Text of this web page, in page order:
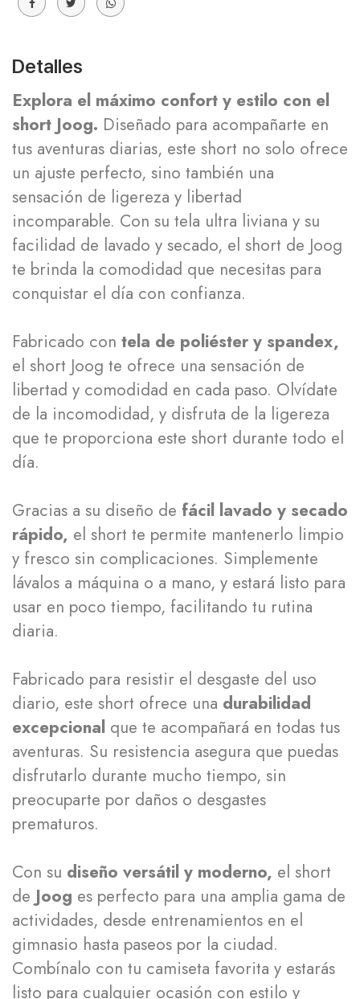
Detalles
Explora el máximo confort y estilo con el
short Joog. Diseñado para acompañarte en
tus aventuras diarias, este short no solo ofrece
un ajuste perfecto, sino también una
sensación de ligereza y libertad
incomparable. Con su tela ultra liviana y su
facilidad de lavado y secado, el short de Joog
te brinda la comodidad que necesitas para
conquistar el día con confianza.
Fabricado con tela de poliéster y spandex,
el short Joog te ofrece una sensación de
libertad y comodidad en cada paso. Olvídate
de la incomodidad, y disfruta de la ligereza
que te proporciona este short durante todo el
día.
Gracias a su diseño de fácil lavado y secado
rápido, el short te permite mantenerlo limpio
y fresco sin complicaciones. Simplemente
lávalos a máquina o a mano, y estará listo para
usar en poco tiempo, facilitando tu rutina
diaria.
Fabricado para resistir el desgaste del uso
diario, este short ofrece una durabilidad
excepcional que te acompañará en todas tus
aventuras. Su resistencia asegura que puedas
disfrutarlo durante mucho tiempo, sin
preocuparte por daños o desgastes
prematuros.
Con su diseño versátil y moderno, el short
de Joog es perfecto para una amplia gama de
actividades, desde entrenamientos en el
gimnasio hasta paseos por la ciudad.
Combínalo con tu camiseta favorita y estarás
listo para cualquier ocasión con estilo y